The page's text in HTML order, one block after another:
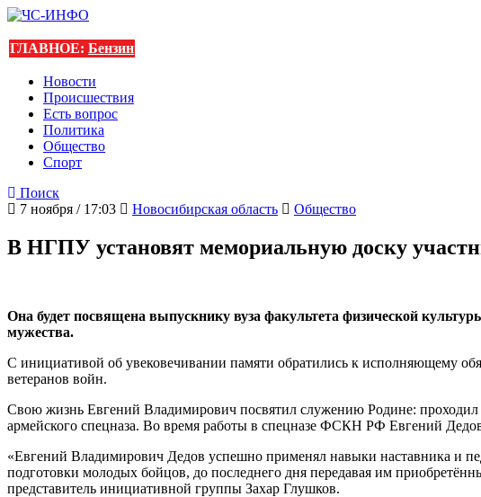
ГЛАВНОЕ: Бензин
Новости
Происшествия
Есть вопрос
Политика
Общество
Спорт
Поиск
7 ноября / 17:03
Новосибирская область Общество
В НГПУ установят мемориальную доску
Она будет посвящена выпускнику вуза факультета физической
мужества.
С инициативой об увековечивании памяти обратились к исполняющему
ветеранов войн.
Свою жизнь Евгений Владимирович посвятил служению Родине: проходил
армейского спецназа. Во время работы в спецназе ФСКН РФ Евгений
«Евгений Владимирович Дедов успешно применял навыки наставника и
подготовки молодых бойцов, до последнего дня передавая им
представитель инициативной группы Захар Глушков.